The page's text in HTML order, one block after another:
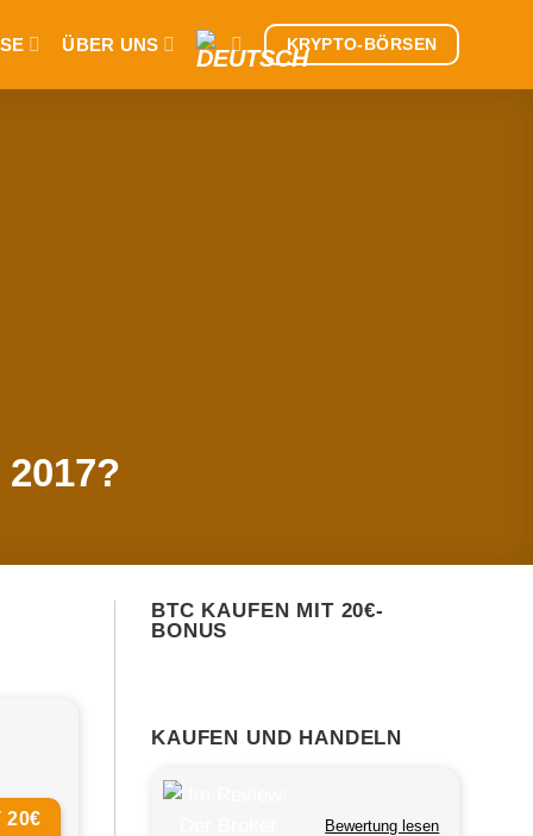
ÜBER UNS KRYPTO-BÖRSEN
20€
BTC KAUFEN MIT 20€-
BONUS
KAUFEN UND HANDELN
Bewertung lesen